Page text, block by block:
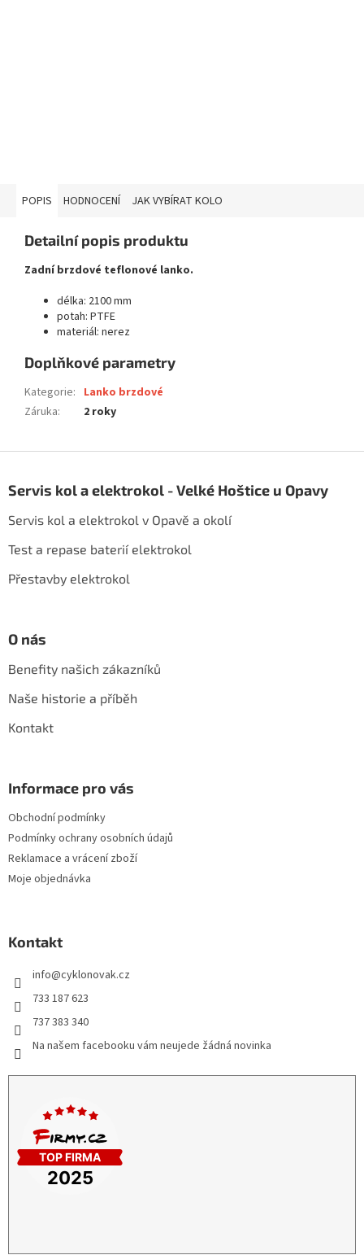
POPIS HODNOCENÍ JAK VYBÍRAT KOLO
Detailní popis produktu
Zadní brzdové teflonové lanko.
délka: 2100 mm
potah: PTFE
materiál: nerez
Doplňkové parametry
Kategorie: Lanko brzdové
Záruka: 2 roky
pServis kol a elektrokol - Velké Hoštice u Opavy
Servis kol a elektrokol v Opavě a okolí
Test a repase baterií elektrokol
Přestavby elektrokol
O nás
Benefity našich zákazníků
Naše historie a příběh
Kontakt
Informace pro vás
Obchodní podmínky
Podmínky ochrany osobních údajů
Reklamace a vrácení zboží
Moje objednávka
Kontakt
info@cyklonovak.cz
733 187 623
737 383 340
Na našem facebooku vám neujede žádná novinka